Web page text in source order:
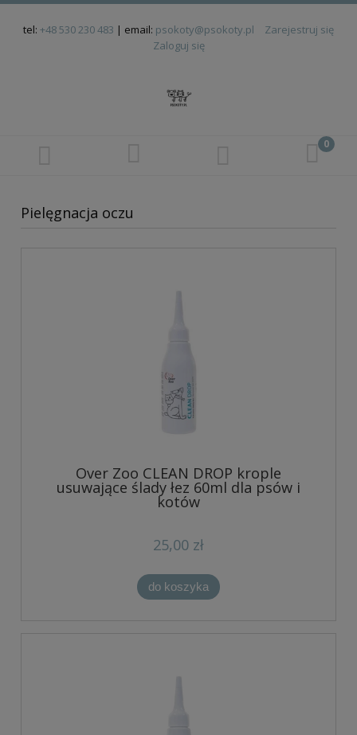
tel: +48 530 230 483 | email: psokoty@psokoty.pl
Zarejestruj się
Zaloguj się
Pielęgnacja oczu
Over Zoo CLEAN DROP krople
usuwające ślady łez 60ml dla psów i
kotów
25,00 zł
do koszyka